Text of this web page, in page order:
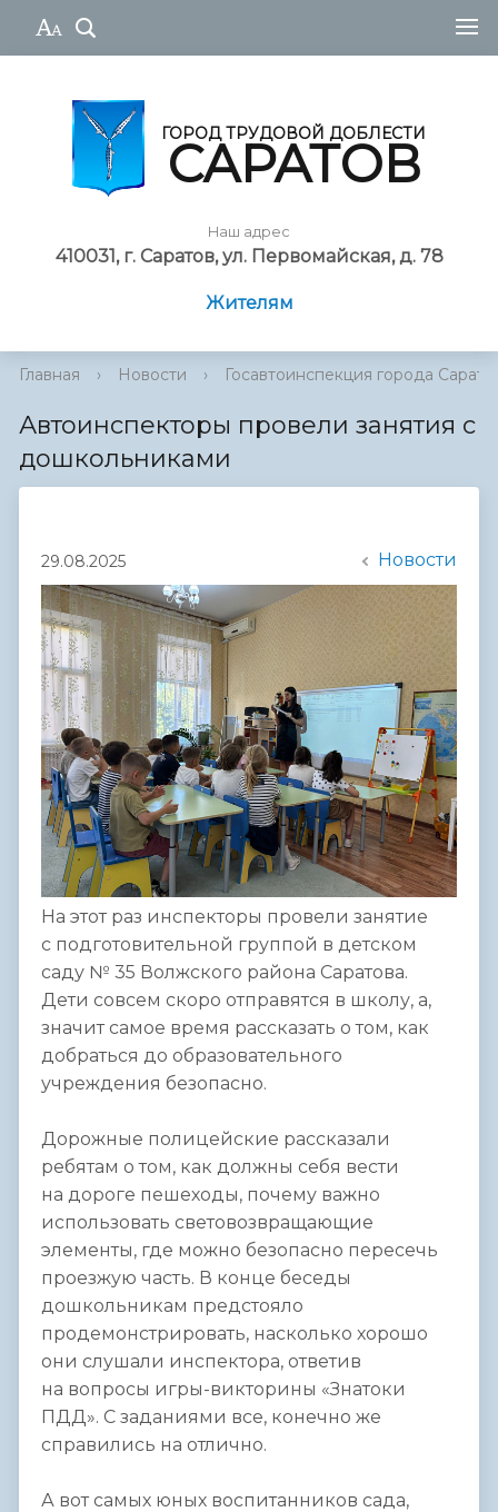
ГОРОД ТРУДОВОЙ ДОБЛЕСТИ
САРАТОВ
Наш адрес
410031, г. Саратов, ул. Первомайская, д. 78
Жителям
Главная › Новости › Госавтоинспекция города
Автоинспекторы провели занятия с
дошкольниками
29.08.2025 Новости
На этот раз инспекторы провели занятие
с подготовительной группой в детском
саду № 35 Волжского района Саратова.
Дети совсем скоро отправятся в школу, а,
значит самое время рассказать о том, как
добраться до образовательного
учреждения безопасно.
Дорожные полицейские рассказали
ребятам о том, как должны себя вести
на дороге пешеходы, почему важно
использовать световозвращающие
элементы, где можно безопасно пересечь
проезжую часть. В конце беседы
дошкольникам предстояло
продемонстрировать, насколько хорошо
они слушали инспектора, ответив
на вопросы игры-викторины «Знатоки
ПДД». С заданиями все, конечно же
справились на отлично.
А вот самых юных воспитанников сада,